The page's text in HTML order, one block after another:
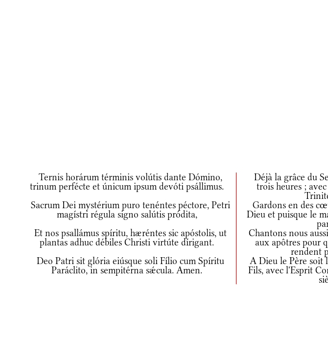
Ternis horárum términis volútis dante Dómino,
trinum perfécte et únicum ipsum devóti psállimus.
Déjà la grâce du
trois heures ;
Sacrum Dei mystérium puro tenéntes péctore, Petri
magístri régula signo salútis pródita,
Gardons en des
Dieu et puisque le
Et nos psallámus spíritu, hæréntes sic apóstolis, ut
plantas adhuc débiles Christi virtúte dírigant.
Chantons nous
aux apôtres pour
rendent
Deo Patri sit glória eiúsque soli Fílio cum Spíritu
Paráclito, in sempitérna sǽcula. Amen.
A Dieu le Père soit
Fils, avec l'Esprit